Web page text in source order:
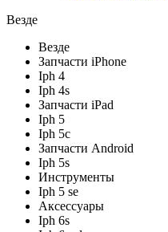
Везде
Везде
Запчасти iPhone
Iph 4
Iph 4s
Запчасти iPad
Iph 5
Iph 5c
Запчасти Android
Iph 5s
Инструменты
Iph 5 se
Аксессуары
Iph 6s